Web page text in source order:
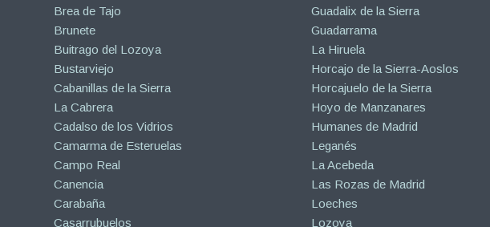
Brea de Tajo
Brunete
Buitrago del Lozoya
Bustarviejo
Cabanillas de la Sierra
La Cabrera
Cadalso de los Vidrios
Camarma de Esteruelas
Campo Real
Canencia
Carabaña
Casarrubuelos
Guadalix de la Sierra
Guadarrama
La Hiruela
Horcajo de la Sierra-Aoslos
Horcajuelo de la Sierra
Hoyo de Manzanares
Humanes de Madrid
Leganés
La Acebeda
Las Rozas de Madrid
Loeches
Lozoya